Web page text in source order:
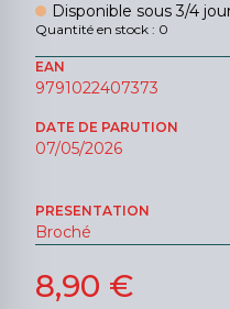
Disponible sous 3/4
Quantité en stock : 0
EAN
9791022407373
DATE DE PARUTION
07/05/2026
PRESENTATION
Broché
8,90 €